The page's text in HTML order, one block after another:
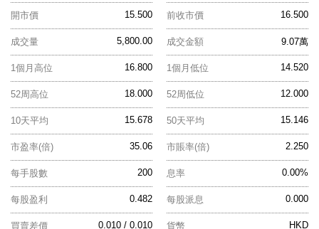
15.500
開市價 16.500
前收市價
5,800.00
成交量 9.07萬
成交金額
16.800
1個月高位 14.520
1個月低位
18.000
52周高位 12.000
52周低位
15.678
10天平均 15.146
50天平均
35.06
市盈率(倍) 2.250
市賬率(倍)
200
每手股數 0.00%
息率
0.482
每股盈利 0.000
每股派息
0.010 / 0.010
買賣差價 HKD
貨幣